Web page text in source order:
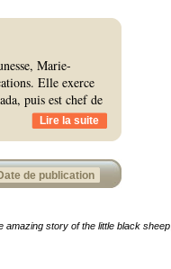
Marie-
Elle exerce
puis est chef de
Lire la suite
de publication
amazing story of the little black sheep